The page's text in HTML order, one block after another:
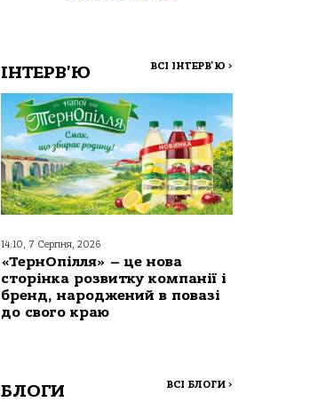
ІНТЕРВ'Ю ВСІ ІНТЕРВ'Ю >
14:10, 7 Серпня, 2026
«ТернОпілля» – це нова
сторінка розвитку компанії і
бренд, народжений в повазі
до свого краю
БЛОГИ ВСІ БЛОГИ >